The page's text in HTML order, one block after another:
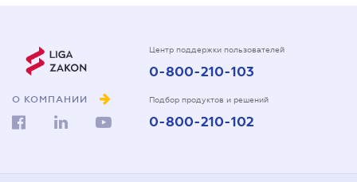
О КОМПАНИИ
Центр поддержки пользователей
0-800-210-103
Подбор продуктов и решений
0-800-210-102